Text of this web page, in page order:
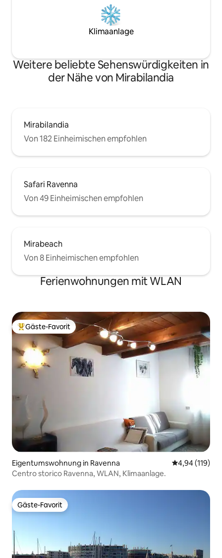
Klimaanlage
Weitere beliebte Sehenswürdigkeiten in
der Nähe von Mirabilandia
Mirabilandia
Von 182 Einheimischen empfohlen
Safari Ravenna
Von 49 Einheimischen empfohlen
Mirabeach
Von 8 Einheimischen empfohlen
Ferienwohnungen mit WLAN
Beliebter Gäste-Favorit.
Gäste-Favorit
Eigentumswohnung in Ravenna
4,94 (119)
Centro storico Ravenna, WLAN, Klimaanlage.
Gäste-Favorit
Gäste-Favorit